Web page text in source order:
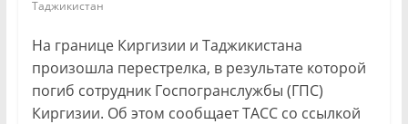
Таджикистан
На границе Киргизии и Таджикистана
произошла перестрелка, в результате которой
погиб сотрудник Госпогранслужбы (ГПС)
Киргизии. Об этом сообщает ТАСС со ссылкой